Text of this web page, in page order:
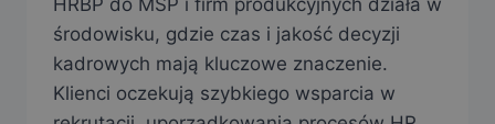
środowisku, gdzie czas i jakość decyzji
kadrowych mają kluczowe znaczenie.
Klienci oczekują szybkiego wsparcia w